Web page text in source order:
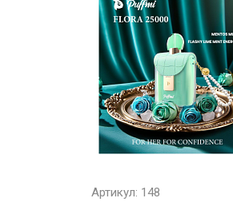
Артикул: 148